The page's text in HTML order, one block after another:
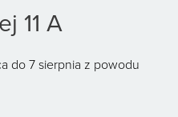
11 A
do 7 sierpnia z powodu